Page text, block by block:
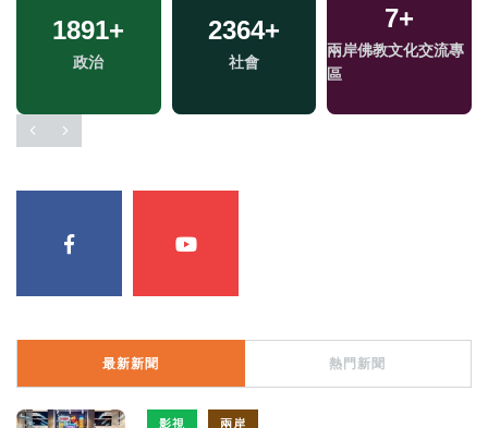
1891+
政治
2364+
社會
7+
兩岸佛教文化交流專
區
最新新聞 熱門新聞
影視 兩岸